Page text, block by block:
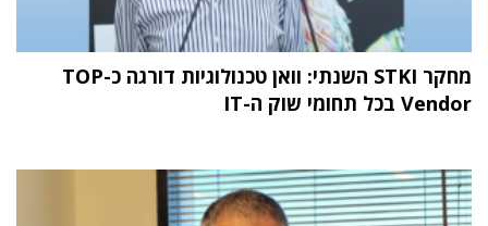
מחקר STKI השנתי: וואן טכנולוגיות דורגה כ-TOP
Vendor בכל תחומי שוק ה-IT